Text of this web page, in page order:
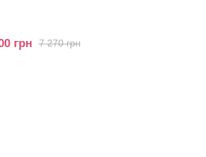
7 270 грн
грн